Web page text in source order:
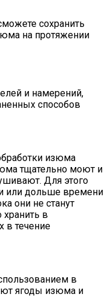
сохранить
на протяжении
и намерений,
способов
изюма
тщательно моют и
Для этого
или дольше времени
они не станут
в
в течение
в
ягоды изюма и